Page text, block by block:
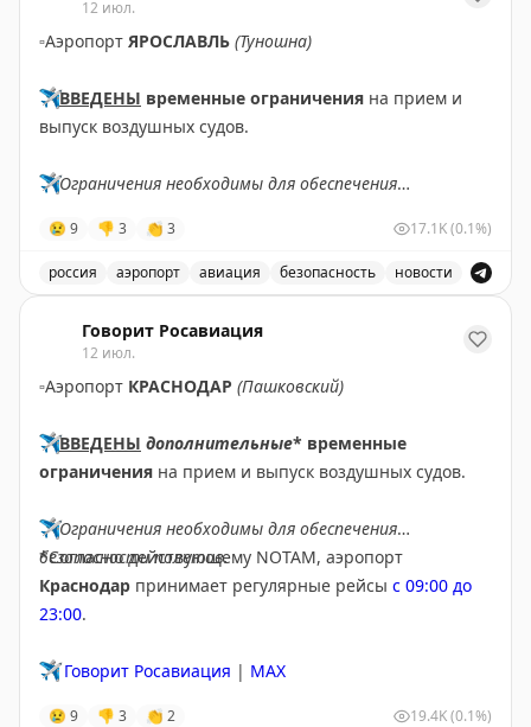
В Европе также идет модернизация пограничного
ETIAS для граждан не-ЕС снова отложена. Хотя
официальный сайт указывает на запуск в конце 2026
ETIAS работает по принципу американской ESTA и
позволяет получить электронное разрешение на
евро.
Эти инициативы упростят процесс прохождения
границы для путешественников, хотя внедрение
требует значительных инвестиций и времени.
2PAXfly|Traveling For Miles
12 июл.
▫️Аэропорт ЯРОСЛАВЛЬ (Туношна)
✈️ВВЕДЕНЫ временные ограничения на прием и
выпуск воздушных судов.
✈️Ограничения необходимы для обеспечения
✈️ Говорит Росавиация|МАХ
😢 9 👎 3 👏 3 17.1K(0.1%)
россия аэропорт авиация безопасность новости
Говорит Росавиация
12 июл.
▫️Аэропорт КРАСНОДАР (Пашковский)
✈️ВВЕДЕНЫ дополнительные* временные
ограничения на прием и выпуск воздушных судов.
✈️Ограничения необходимы для обеспечения
безопасности полетов.
*Согласно действующему NOTAM, аэропорт
Краснодар принимает регулярные рейсы с 09:00 до
23:00.
✈️ Говорит Росавиация | MAX
😢 9 👎 3 👏 2 19.4K(0.1%)